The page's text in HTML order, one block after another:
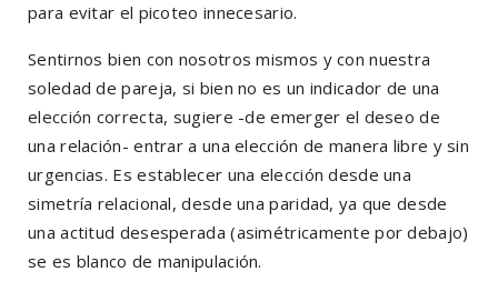
para evitar el picoteo innecesario.
Sentirnos bien con nosotros mismos y con nuestra
soledad de pareja, si bien no es un indicador de una
elección correcta, sugiere -de emerger el deseo de
una relación- entrar a una elección de manera libre y sin
urgencias. Es establecer una elección desde una
simetría relacional, desde una paridad, ya que desde
una actitud desesperada (asimétricamente por debajo)
se es blanco de manipulación.